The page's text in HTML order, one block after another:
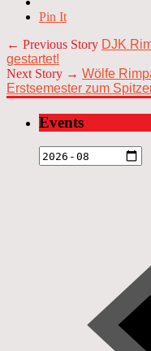
Pin It
← Previous Story DJK
gestartet!
Next Story → Wölfe
Erstsemester zum
Events